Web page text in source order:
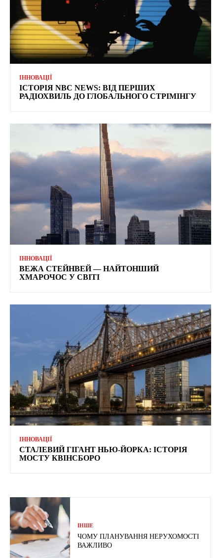
ІННОВАЦІЇ
ІСТОРІЯ NBC NEWS: ВІД ПЕРШИХ
РАДІОХВИЛЬ ДО ГЛОБАЛЬНОГО СТРІМІНГУ
ІННОВАЦІЇ
ВЕЖА СТЕЙНВЕЙ — НАЙТОНШИЙ
ХМАРОЧОС У СВІТІ
ІННОВАЦІЇ
СТАЛЕВИЙ ГІГАНТ НЬЮ-ЙОРКА: ІСТОРІЯ
МОСТУ КВІНСБОРО
ІНШЕ
ЧОМУ ПЛАНУВАННЯ НЕРУХОМОСТІ
ВАЖЛИВО